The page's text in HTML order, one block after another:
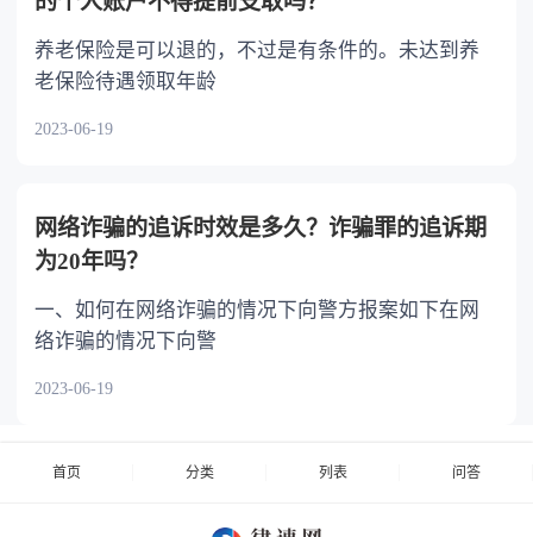
养老保险是可以退的，不过是有条件的。未达到养
老保险待遇领取年龄
2023-06-19
网络诈骗的追诉时效是多久？诈骗罪的追诉期
为20年吗？
一、如何在网络诈骗的情况下向警方报案如下在网
络诈骗的情况下向警
2023-06-19
首页 分类 列表 问答